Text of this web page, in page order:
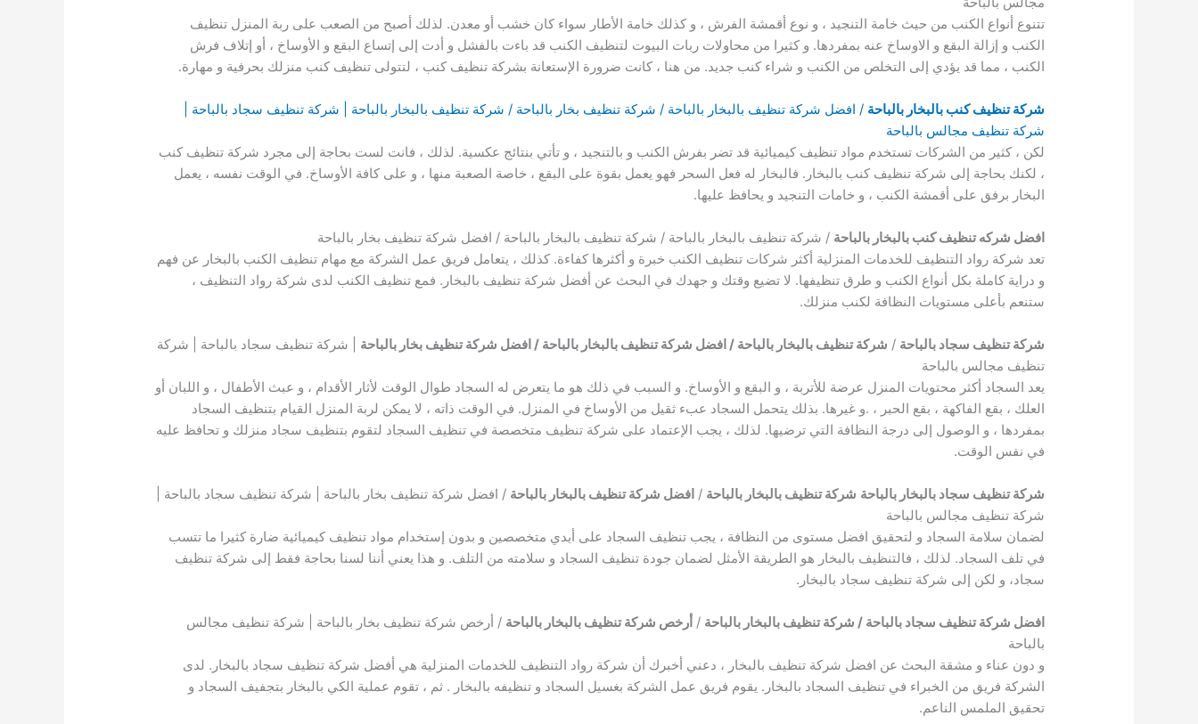
تتنوع أنواع الكنب من حيث خامة التنجيد ، و نوع أقمشة الفرش ، و كذلك خامة الأطار سواء كان خشب أو معدن. لذلك أصبح من الصعب على ربة المنزل تنظيف
الكنب و إزالة البقع و الاوساخ عنه بمفردها. و كثيرا من محاولات ربات البيوت لتنظيف الكنب قد باءت بالفشل و أدت إلى إتساع البقع و الأوساخ ، أو إتلاف فرش
الكنب ، مما قد يؤدي إلى التخلص من الكنب و شراء كنب جديد. من هنا ، كانت ضرورة الإستعانة بشركة تنظيف كنب ، لتتولى تنظيف كنب منزلك بحرفية و مهارة.
شركة تنظيف كنب بالبخار بالباحة / افضل شركة تنظيف بالبخار بالباحة / شركة تنظيف بخار بالباحة / شركة تنظيف بالبخار بالباحة | شركة تنظيف سجاد بالباحة |
شركة تنظيف مجالس بالباحة
لكن ، كثير من الشركات تستخدم مواد تنظيف كيميائية قد تضر بفرش الكنب و بالتنجيد ، و تأتي بنتائج عكسية. لذلك ، فانت لست بحاجة إلى مجرد شركة تنظيف كنب
، لكنك بحاجة إلى شركة تنظيف كنب بالبخار. فالبخار له فعل السحر فهو يعمل بقوة على البقع ، خاصة الصعبة منها ، و على كافة الأوساخ. في الوقت نفسه ، يعمل
البخار برفق على أقمشة الكنب ، و خامات التنجيد و يحافظ عليها.
افضل شركه تنظيف كنب بالبخار بالباحة / شركة تنظيف بالبخار بالباحة / شركة تنظيف بالبخار بالباحة / افضل شركة تنظيف بخار بالباحة
تعد شركة رواد التنظيف للخدمات المنزلية أكثر شركات تنظيف الكنب خبرة و أكثرها كفاءة. كذلك ، يتعامل فريق عمل الشركة مع مهام تنظيف الكنب بالبخار عن فهم
و دراية كاملة بكل أنواع الكنب و طرق تنظيفها. لا تضيع وقتك و جهدك في البحث عن أفضل شركة تنظيف بالبخار. فمع تنظيف الكنب لدى شركة رواد التنظيف ،
ستنعم بأعلى مستويات النظافة لكنب منزلك.
شركة تنظيف سجاد بالباحة / شركة تنظيف بالبخار بالباحة / افضل شركة تنظيف بالبخار بالباحة / افضل شركة تنظيف بخار بالباحة | شركة تنظيف سجاد بالباحة | شركة
تنظيف مجالس بالباحة
يعد السجاد أكثر محتويات المنزل عرضة للأتربة ، و البقع و الأوساخ. و السبب في ذلك هو ما يتعرض له السجاد طوال الوقت لأثار الأقدام ، و عبث الأطفال ، و اللبان أو
العلك ، بقع الفاكهة ، بقع الحبر ، .و غيرها. بذلك يتحمل السجاد عبء ثقيل من الأوساخ في المنزل. في الوقت ذاته ، لا يمكن لربة المنزل القيام بتنظيف السجاد
بمفردها ، و الوصول إلى درجة النظافة التي ترضيها. لذلك ، يجب الإعتماد على شركة تنظيف متخصصة في تنظيف السجاد لتقوم بتنظيف سجاد منزلك و تحافظ عليه
في نفس الوقت.
شركة تنظيف سجاد بالبخار بالباحة شركة تنظيف بالبخار بالباحة /افضل شركة تنظيف بالبخار بالباحة / افضل شركة تنظيف بخار بالباحة | شركة تنظيف سجاد بالباحة |
شركة تنظيف مجالس بالباحة
لضمان سلامة السجاد و لتحقيق افضل مستوى من النظافة ، يجب تنظيف السجاد على أيدي متخصصين و بدون إستخدام مواد تنظيف كيميائية ضارة كثيرا ما تتسب
في تلف السجاد. لذلك ، فالتنظيف بالبخار هو الطريقة الأمثل لضمان جودة تنظيف السجاد و سلامته من التلف. و هذا يعني أننا لسنا بحاجة فقط إلى شركة تنظيف
سجاد، و لكن إلى شركة تنظيف سجاد بالبخار.
افضل شركة تنظيف سجاد بالباحة / شركة تنظيف بالبخار بالباحة /أرخص شركة تنظيف بالبخار بالباحة / أرخص شركة تنظيف بخار بالباحة | شركة تنظيف مجالس
بالباحة
و دون عناء و مشقة البحث عن افضل شركة تنظيف بالبخار ، دعني أخبرك أن شركة رواد التنظيف للخدمات المنزلية هي أفضل شركة تنظيف سجاد بالبخار. لدى
الشركة فريق من الخبراء في تنظيف السجاد بالبخار. يقوم فريق عمل الشركة بغسيل السجاد و تنظيفه بالبخار . ثم ، تقوم عملية الكي بالبخار بتجفيف السجاد و
تحقيق الملمس الناعم.